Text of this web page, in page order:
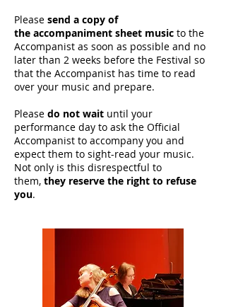
Please send a copy of
the accompaniment sheet music to the
Accompanist as soon as possible and no
later than 2 weeks before the Festival so
that the Accompanist has time to read
over your music and prepare.
Please do not wait until your
performance day to ask the Official
Accompanist to accompany you and
expect them to sight-read your music.
Not only is this disrespectful to
them, they reserve the right to refuse
you.